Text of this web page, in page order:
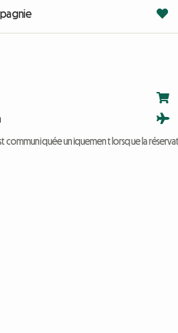
communiquée uniquement lorsque la